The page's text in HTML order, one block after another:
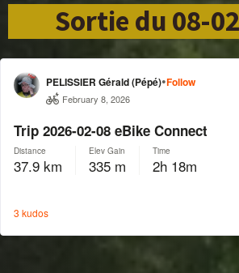
Sortie du 08-